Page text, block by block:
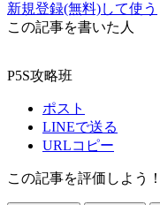
新規登録(無料)して使う
この記事を書いた人
P5S攻略班
ポスト
LINEで送る
URLコピー
この記事を評価しよう！